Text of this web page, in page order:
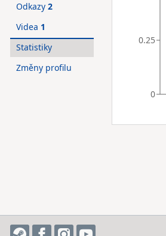
0
0.25
Odkazy 2
Videa 1
Statistiky
Změny profilu